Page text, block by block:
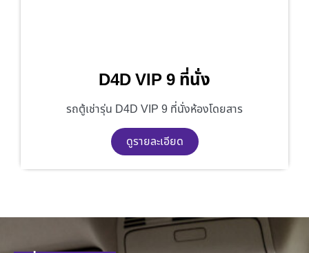
D4D VIP 9 ที่นั่ง
รถตู้เช่ารุ่น D4D VIP 9 ที่นั่งห้องโดยสาร
ดูรายละเอียด